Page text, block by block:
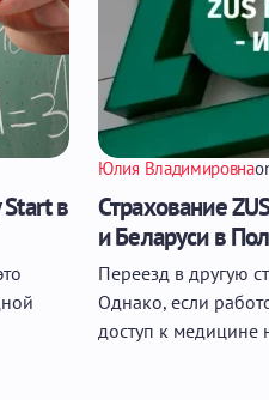
в
Юлия Владимировна
Страхование
и Беларуси в
Переезд в другую
Однако, если
доступ к